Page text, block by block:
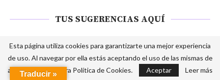
TUS SUGERENCIAS AQUÍ
azulpurpuranuria@gmail.com
Esta página utiliza cookies para garantizarte una mejor experiencia
de uso. Al navegar por ella estás aceptando el uso de las mismas de
acuerdo con nuestra Política de Cookies.
Aceptar Leer más
Traducir »